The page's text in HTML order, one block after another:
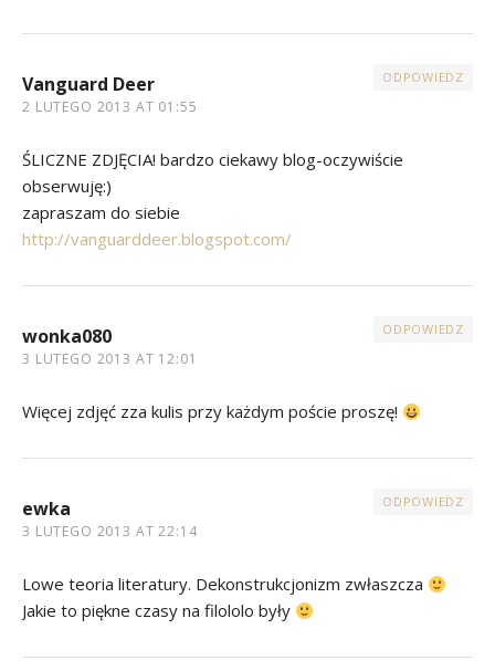
Vanguard Deer
2 LUTEGO 2013 AT 01:55
ODPOWIEDZ
ŚLICZNE ZDJĘCIA! bardzo ciekawy blog-oczywiście
obserwuję:)
zapraszam do siebie
http://vanguarddeer.blogspot.com/
wonka080
3 LUTEGO 2013 AT 12:01
ODPOWIEDZ
Więcej zdjęć zza kulis przy każdym poście proszę!
ewka
3 LUTEGO 2013 AT 22:14
ODPOWIEDZ
Lowe teoria literatury. Dekonstrukcjonizm zwłaszcza
Jakie to piękne czasy na filololo były